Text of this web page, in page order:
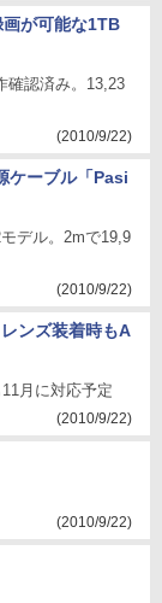
が可能な1TB
確認済み。13,23
(2010/9/22)
ケーブル「Pasi
デル。2mで19,9
(2010/9/22)
ンズ装着時もA
月に対応予定
(2010/9/22)
(2010/9/22)